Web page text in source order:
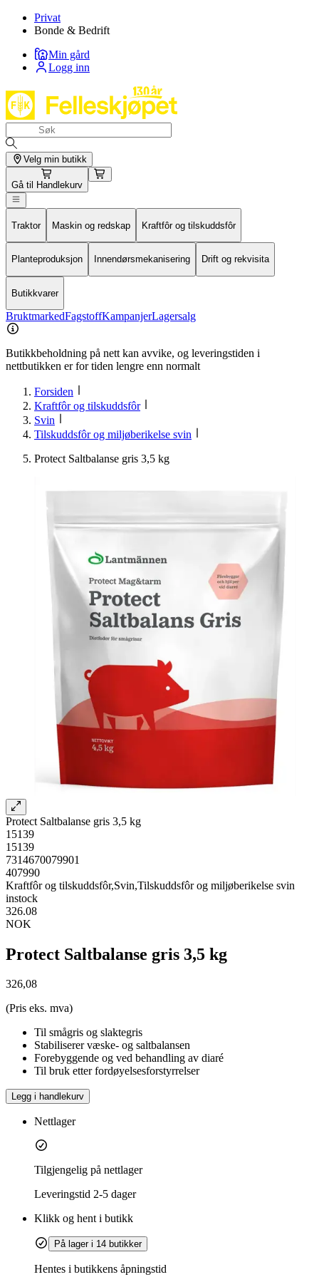
Privat
Bonde & Bedrift
Min gård
Logg inn
Velg min butikk
Gå til Handlekurv
Traktor Maskin og redskap Kraftfôr og tilskuddsfôr
Planteproduksjon Innendørsmekanisering Drift og rekvisita
Butikkvarer
BruktmarkedFagstoffKampanjerLagersalg
Butikkbeholdning på nett kan avvike, og leveringstiden i
nettbutikken er for tiden lengre enn normalt
Forsiden
Kraftfôr og tilskuddsfôr
Svin
Tilskuddsfôr og miljøberikelse svin
Protect Saltbalanse gris 3,5 kg
Protect Saltbalanse gris 3,5 kg
15139
15139
7314670079901
407990
Kraftfôr og tilskuddsfôr,Svin,Tilskuddsfôr og miljøberikelse svin
instock
326.08
NOK
Protect Saltbalanse gris 3,5 kg
326,08
(Pris eks. mva)
Til smågris og slaktegris
Stabiliserer væske- og saltbalansen
Forebyggende og ved behandling av diaré
Til bruk etter fordøyelsesforstyrrelser
Legg i handlekurv
Nettlager
Tilgjengelig på nettlager
Leveringstid 2-5 dager
Klikk og hent i butikk
På lager i 14 butikker
Hentes i butikkens åpningstid